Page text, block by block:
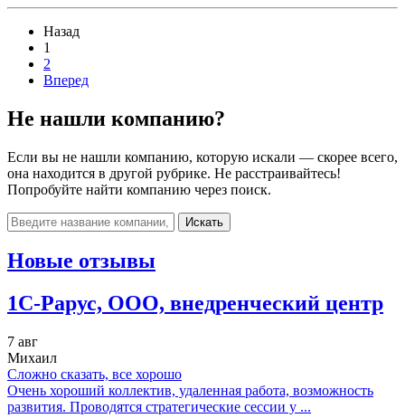
Назад
1
2
Вперед
Не нашли компанию?
Если вы не нашли компанию, которую искали — скорее всего,
она находится в другой рубрике. Не расстраивайтесь!
Попробуйте найти компанию через поиск.
Искать
Новые отзывы
1C-Рарус, ООО, внедренческий центр
7 авг
Михаил
Сложно сказать, все хорошо
Очень хороший коллектив, удаленная работа, возможность
развития. Проводятся стратегические сессии у ...